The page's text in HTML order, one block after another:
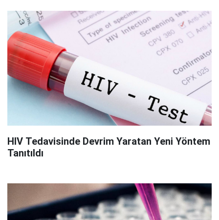
HIV Tedavisinde Devrim Yaratan Yeni Yöntem
Tanıtıldı